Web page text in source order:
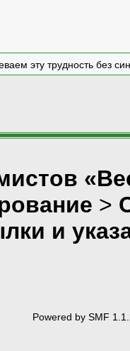
эту трудность без
>
и
Powered by SMF